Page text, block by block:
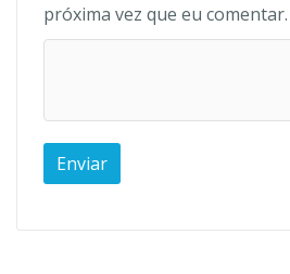
próxima vez que eu comentar.